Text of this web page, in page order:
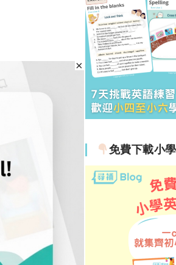
免費下載小